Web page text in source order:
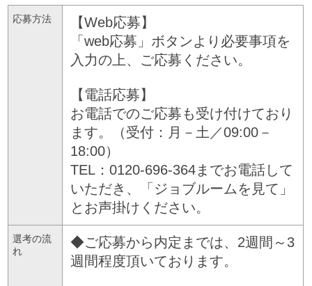
応募方法
【Web応募】
「web応募」ボタンより必要事項を
入力の上、ご応募ください。
【電話応募】
お電話でのご応募も受け付けており
ます。（受付：月－土／09:00－
18:00）
TEL：0120-696-364までお電話して
いただき、「ジョブルームを見て」
とお声掛けください。
選考の流
れ
◆ご応募から内定までは、2週間～3
週間程度頂いております。